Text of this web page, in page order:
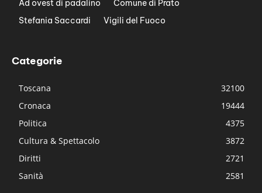
Ad ovest di padalino
Comune di Prato
Stefania Saccardi
Vigili del Fuoco
Categorie
Toscana
32100
Cronaca
19444
Politica
4375
Cultura & Spettacolo
3872
Diritti
2721
Sanità
2581